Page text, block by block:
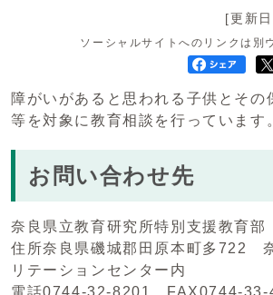
[更新
ソーシャルサイトへのリンクは別
障がいがあると思われる子供とその
等を対象に教育相談を行っています
お問い合わせ先
奈良県立教育研究所特別支援教育部
住所奈良県磯城郡田原本町多722
リテーションセンター内
電話0744-32-8201 FAX0744-33-